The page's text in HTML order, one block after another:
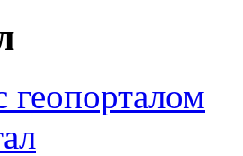
геопорталом